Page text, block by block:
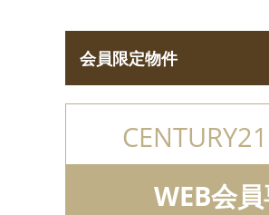
会員限定物件
WEB会